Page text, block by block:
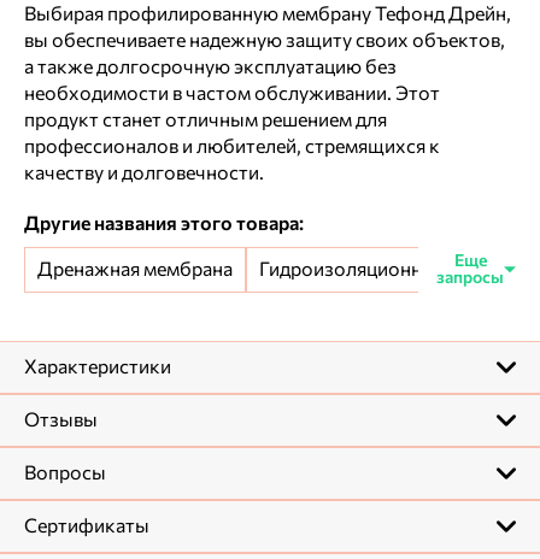
Выбирая профилированную мембрану Тефонд Дрейн,
вы обеспечиваете надежную защиту своих объектов,
а также долгосрочную эксплуатацию без
необходимости в частом обслуживании. Этот
продукт станет отличным решением для
профессионалов и любителей, стремящихся к
качеству и долговечности.
Другие названия этого товара:
Дренажная мембрана
Гидроизоляционная
Характеристики
Бренд
Вид
Отзывы
Отзывы покупателей
Сначала новые
Вопросы
Вопросы и ответы
Сертификаты